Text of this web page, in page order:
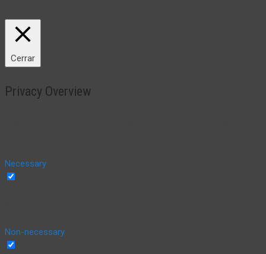
Cerrar
Privacy Overview
Necessary
Non-necessary